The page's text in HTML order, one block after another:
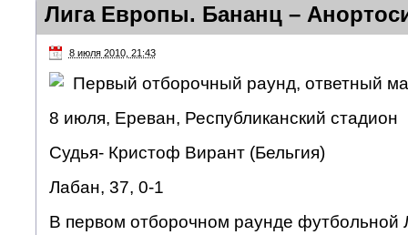
Лига Европы. Бананц –
8 июля 2010, 21:43
Первый отборочный раунд, ответный
8 июля, Ереван, Республиканский стадион
Судья- Кристоф Вирант (Бельгия)
Лабан, 37, 0-1
В первом отборочном раунде футбольной